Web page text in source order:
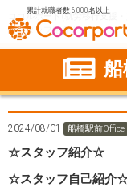
累計就職者数 6,000名以上
ココルポート(就労移行支援
☆スタッフ紹介☆
2024/08/01 船橋駅前Office
☆スタッフ紹介☆
☆スタッフ自己紹介